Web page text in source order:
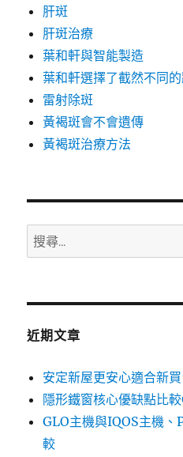
肝斑
肝斑治療
葉和軒與智能製造
葉和軒選擇了截然不同
雷射除斑
黃褐斑會不會遺傳
黃褐斑治療方法
搜
尋
鍵
近期文章
安定新屋更安心適合新
隱形鐵窗核心優缺點比
GLO主機與IQOS主機
較